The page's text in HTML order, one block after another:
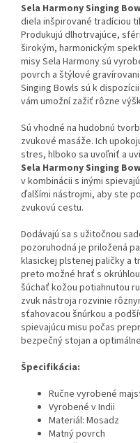
Sela Harmony Singing
diela inšpirované tradíciou
Produkujú dlhotrvajúce,
širokým, harmonickým
misy Sela Harmony sú
povrch a štýlové
Singing Bowls sú k
vám umožní zažiť rôzne
Sú vhodné na hudobnú
zvukové masáže. Ich
stres, hlboko sa uvoľniť a
Sela Harmony Singing
v kombinácii s inými
ďalšími nástrojmi, aby ste
zvukovú cestu.
Dodávajú sa s užitočnou
pozoruhodná je priložená
klasickej plstenej paličky a
preto možné hrať s
šúchať kožou potiahnutou
zvuk nástroja rozvinie
sťahovacou šnúrkou a
spievajúcu misu počas
bezpečný stojan a
Špecifikácia:
Ručne vyrobené
Vyrobené v Indii
Materiál: Mosadz
Matný povrch